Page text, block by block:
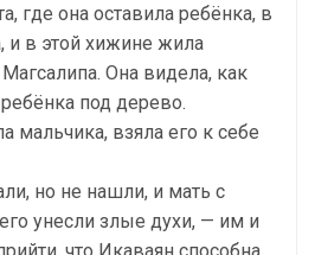
где она оставила ребёнка, в
и в этой хижине жила
Она видела, как
под дерево.
мальчика, взяла его к себе
но не нашли, и мать с
унесли злые духи, — им и